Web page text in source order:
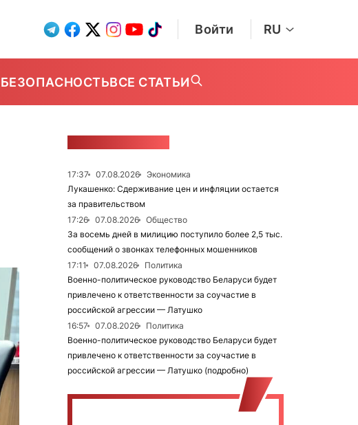
Войти RU
БЕЗОПАСНОСТЬВСЕ СТАТЬИ
17:37 07.08.2026
Экономика
Лукашенко: Сдерживание цен и инфляции остается
за правительством
17:26
07.08.2026
Общество
За восемь дней в милицию поступило более 2,5 тыс.
сообщений о звонках телефонных мошенников
17:11
07.08.2026
Политика
Военно-политическое руководство Беларуси будет
привлечено к ответственности за соучастие в
российской агрессии — Латушко
16:57
07.08.2026
Политика
Военно-политическое руководство Беларуси будет
привлечено к ответственности за соучастие в
российской агрессии — Латушко (подробно)